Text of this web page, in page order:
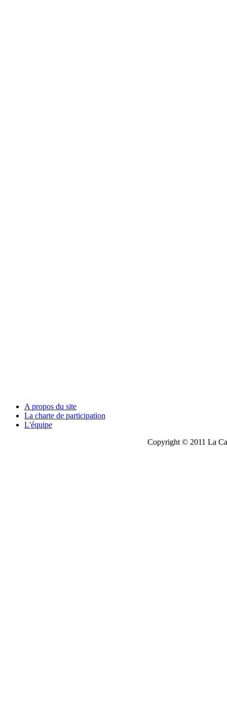
A propos du site
La charte de participation
L'équipe
Copyright © 2011 La